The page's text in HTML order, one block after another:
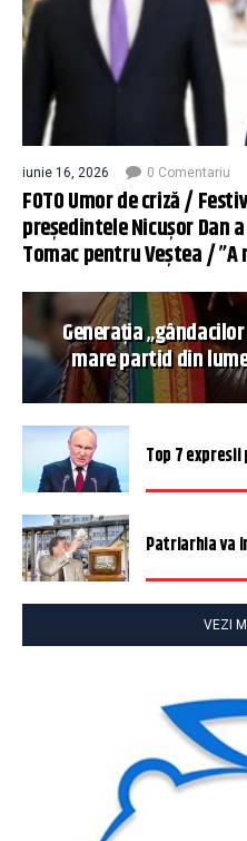
iunie 16, 2026 0 Comentariu
FOTO Umor de criză /
președintele Nicușor Dan
Tomac pentru Veștea /
Generația
mare partid din
Top 7
Patriarhia va
VEZI